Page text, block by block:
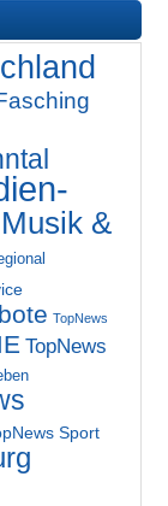
Musik &
TopNews
TopNews
Sport